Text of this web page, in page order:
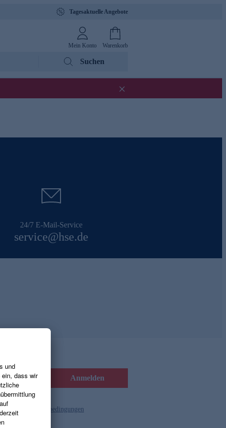
Tagesaktuelle Angebote
Mein Konto Warenkorb
Suchen
24/7 E-Mail-Service
service@hse.de
Anmelden
und die Gutscheinbedingungen